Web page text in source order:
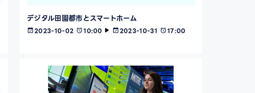
デジタル田園都市とスマートホーム
2023-10-02 10:00 2023-10-31 17:00